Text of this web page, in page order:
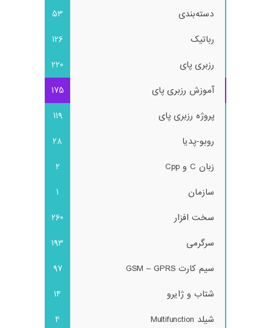
دسته‌بندی
53
رباتیک
126
رزبری پای
220
آموزش رزبری پای
175
پروژه رزبری پای
119
روبو-پدیا
28
زبان C و Cpp
2
سازمان
1
سخت افزار
260
سرگرمی
193
سیم کارت GSM – GPRS
97
شتاب و ژایرو
14
شیلد Multifunction
4